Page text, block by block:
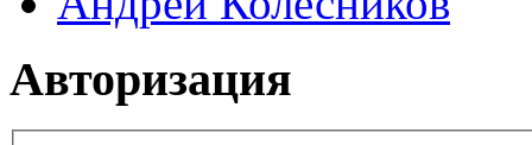
Авторизация